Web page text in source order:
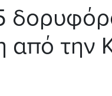
από την